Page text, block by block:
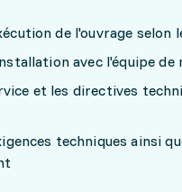
de l'ouvrage selon
avec l'équipe de
et les directives
techniques ainsi